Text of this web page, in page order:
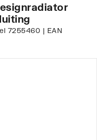
7255460 | EAN